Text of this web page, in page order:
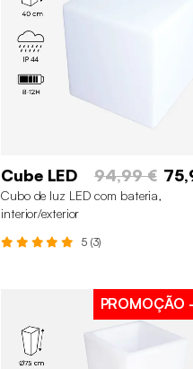
Cube LED 94,99 €
Cubo de luz LED com bateria,
interior/exterior
5 (3)
PROMOÇÃO